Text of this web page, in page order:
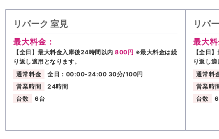
リパーク 室見
最大料金：
【全日】最大料金入庫後24時間以内800円 ※最大料金は繰
り返し適用となります。
通常料金
全日：00:00-24:00 30分/100円
営業時間
24時間
台数
6台
リパ
最大
【全日
り返し
通常料
営業時
台数